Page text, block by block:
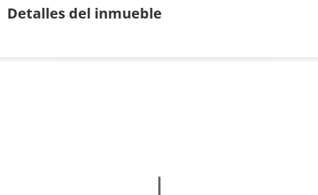
Detalles del inmueble